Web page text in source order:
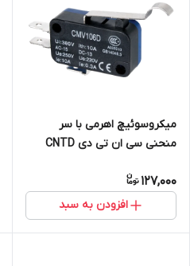
میکروسوئیچ اهرمی با سر
منحنی سی ان تی دی CNTD
127,000
افزودن به سبد